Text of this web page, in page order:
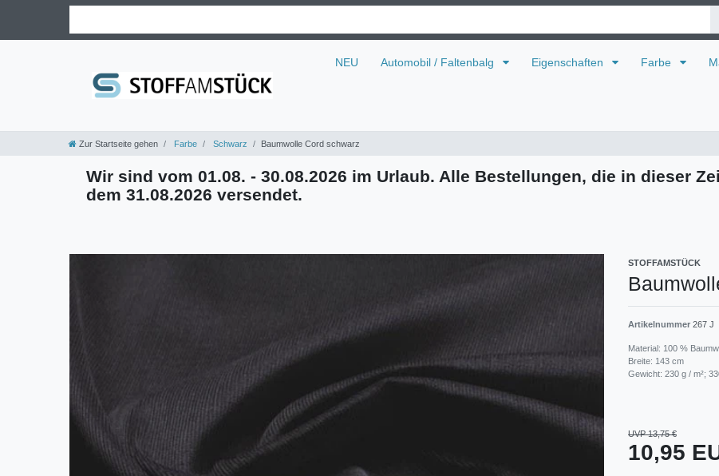
NEU Automobil / Faltenbalg Eigenschaften Farbe
Zur Startseite gehen Farbe Schwarz Baumwolle Cord schwarz
Wir sind vom 01.08. - 30.08.2026 im Urlaub. Alle Bestellungen, die in dieser
dem 31.08.2026 versendet.
STOFFAMSTÜCK
Artikelnummer 267 J
Material: 100 %
Breite: 143 cm
Gewicht: 230 g / m²;
UVP 13,75 €
10,95